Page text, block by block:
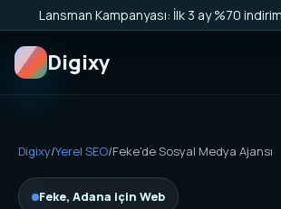
Digixy
Digixy/Yerel SEO/Feke'de Sosyal Medya Ajansı
Feke, Adana için Web